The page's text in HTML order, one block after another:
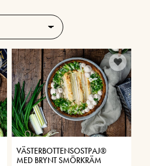
VÄSTERBOTTENSOSTPAJ®
MED BRYNT SMÖRKRÄM